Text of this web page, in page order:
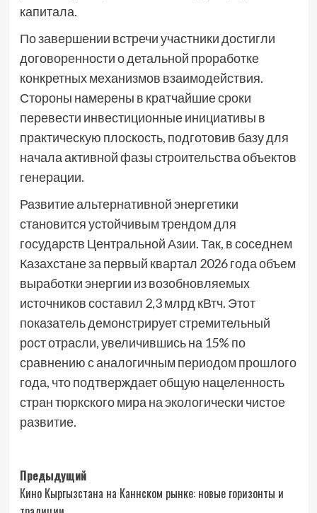
капитала.
По завершении встречи участники достигли
договоренности о детальной проработке
конкретных механизмов взаимодействия.
Стороны намерены в кратчайшие сроки
перевести инвестиционные инициативы в
практическую плоскость, подготовив базу для
начала активной фазы строительства объектов
генерации.
Развитие альтернативной энергетики
становится устойчивым трендом для
государств Центральной Азии. Так, в соседнем
Казахстане за первый квартал 2026 года объем
выработки энергии из возобновляемых
источников составил 2,3 млрд кВтч. Этот
показатель демонстрирует стремительный
рост отрасли, увеличившись на 15% по
сравнению с аналогичным периодом прошлого
года, что подтверждает общую нацеленность
стран тюркского мира на экологически чистое
развитие.
Навигация
записи
Предыдущий
Кино Кыргызстана на Каннском рынке: новые горизонты и